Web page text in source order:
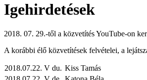
Igehirdetések
2018. 07. 29.-től a közvetítés YouTube-on
A korábbi élő közvetítések felvételei, a
2018.07.22. V du. Kiss Tamás